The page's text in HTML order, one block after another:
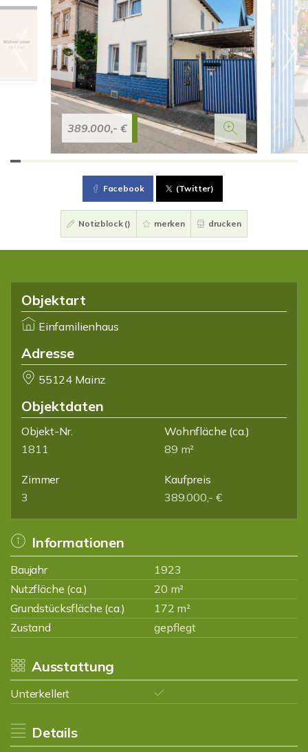
389.000,- €
Facebook (Twitter)
Notizblock () merken drucken
Objektart
Einfamilienhaus
Adresse
55124 Mainz
Objektdaten
Objekt-Nr.
1811
Wohnfläche (ca.)
89 m²
Zimmer
3
Kaufpreis
389.000,- €
Informationen
Baujahr
1923
Nutzfläche (ca.)
20 m²
Grundstücksfläche (ca.)
172 m²
Zustand
gepflegt
Ausstattung
Unterkellert
Details